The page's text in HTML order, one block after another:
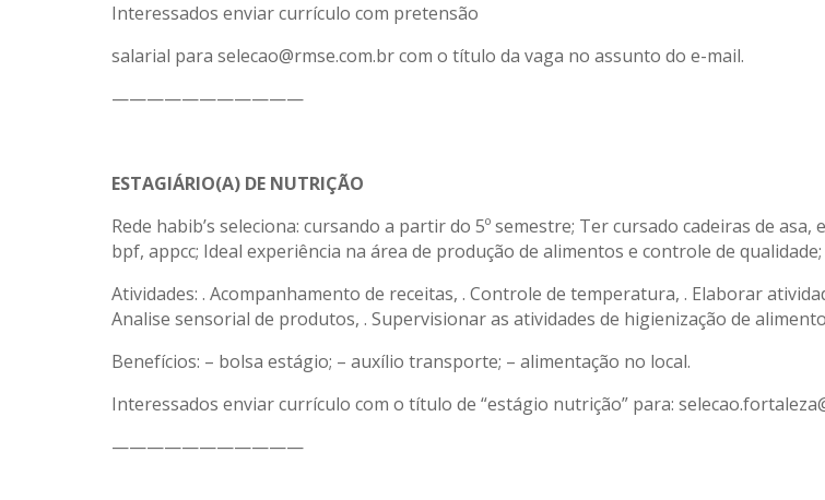
Interessados enviar currículo com pretensão
salarial para selecao@rmse.com.br com o título da vaga no assunto do e-mail.
———————————
ESTAGIÁRIO(A) DE NUTRIÇÃO
Rede habib’s seleciona: cursando a partir do 5º semestre; Ter cursado cadeiras de
bpf, appcc; Ideal experiência na área de produção de alimentos e controle de
Atividades: . Acompanhamento de receitas, . Controle de temperatura, . Elaborar
Analise sensorial de produtos, . Supervisionar as atividades de higienização de
Benefícios: – bolsa estágio; – auxílio transporte; – alimentação no local.
Interessados enviar currículo com o título de “estágio nutrição” para:
———————————